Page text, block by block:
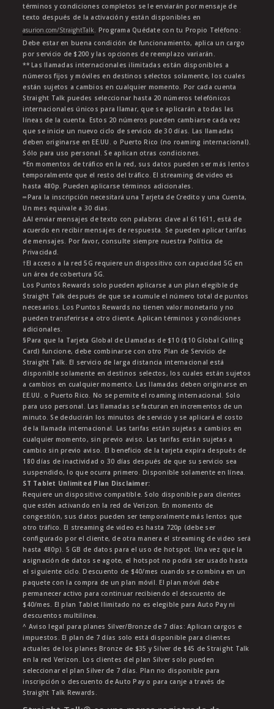
términos y condiciones completos se le enviarán por mensaje de
texto después de la activación y están disponibles en
asurion.com/StraightTalk. Programa Quédate con tu Propio Teléfono:
Debe estar en buena condición de funcionamiento, aplica un cargo
por servicio de $200 y las opciones de reemplazo variarán.
** Las llamadas internacionales ilimitadas están disponibles a
números fijos y móviles en destinos selectos solamente, los cuales
están sujetos a cambios en cualquier momento. Por cada cuenta
Straight Talk puedes seleccionar hasta 20 números telefónicos
internacionales únicos para llamar, que se aplicarán a todas las
líneas de la cuenta. Estos 20 números pueden cambiarse cada vez
que se inicie un nuevo ciclo de servicio de 30 días. Las llamadas
deben originarse en EE.UU. o Puerto Rico (no roaming internacional).
Sólo para uso personal. Se aplican otras condiciones.
*En momentos de tráfico en la red, sus datos pueden ser más lentos
temporalmente que el resto del tráfico. El streaming de video es
hasta 480p. Pueden aplicarse términos adicionales.
∞Para la inscripción necesitará una Tarjeta de Credito y una Cuenta,
Un mes equivale a 30 dias.
∆Al enviar mensajes de texto con palabras clave al 611611, está de
acuerdo en recibir mensajes de respuesta. Se pueden aplicar tarifas
de mensajes. Por favor, consulte siempre nuestra Política de
Privacidad.
†El acceso a la red 5G requiere un dispositivo con capacidad 5G en
un área de cobertura 5G.
Los Puntos Rewards solo pueden aplicarse a un plan elegible de
Straight Talk después de que se acumule el número total de puntos
necesarios. Los Puntos Rewards no tienen valor monetario y no
pueden transferirse a otro cliente. Aplican términos y condiciones
adicionales.
§Para que la Tarjeta Global de Llamadas de $10 ($10 Global Calling
Card) funcione, debe combinarse con otro Plan de Servicio de
Straight Talk. El servicio de larga distancia internacional está
disponible solamente en destinos selectos, los cuales están sujetos
a cambios en cualquier momento. Las llamadas deben originarse en
EE.UU. o Puerto Rico. No se permite el roaming internacional. Solo
para uso personal. Las llamadas se facturan en incrementos de un
minuto. Se deducirán los minutos de servicio y se aplicará el costo
de la llamada internacional. Las tarifas están sujetas a cambios en
cualquier momento, sin previo aviso. Las tarifas están sujetas a
cambio sin previo aviso. El beneficio de la tarjeta expira después de
180 días de inactividad o 30 días después de que su servicio sea
suspendido, lo que ocurra primero. Disponible solamente en línea.
ST Tablet Unlimited Plan Disclaimer:
Requiere un dispositivo compatible. Solo disponible para clientes
que estén activando en la red de Verizon. En momento de
congestión, sus datos pueden ser temporalmente más lentos que
otro tráfico. El streaming de video es hasta 720p (debe ser
configurado por el cliente, de otra manera el streaming de video será
hasta 480p). 5 GB de datos para el uso de hotspot. Una vez que la
asignación de datos se agote, el hotspot no podrá ser usado hasta
el siguiente ciclo. Descuento de $40/mes cuando se combina en un
paquete con la compra de un plan móvil. El plan móvil debe
permanecer activo para continuar recibiendo el descuento de
$40/mes. El plan Tablet Ilimitado no es elegible para Auto Pay ni
descuentos multilínea.
^ Aviso legal para planes Silver/Bronze de 7 días: Aplican cargos e
impuestos. El plan de 7 días solo está disponible para clientes
actuales de los planes Bronze de $35 y Silver de $45 de Straight Talk
en la red Verizon. Los clientes del plan Silver solo pueden
seleccionar el plan Silver de 7 días. Plan no disponible para
inscripción o descuento de Auto Pay o para canje a través de
Straight Talk Rewards.